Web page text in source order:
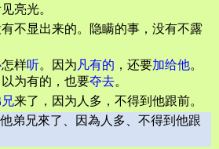
亮光。
有不显出来的。隐瞒的事，没有不露
怎样听。因为 凡有的 ，还要加给他。
以为有的，也要夺去。
兄来了，因为人多，不得到他跟前。
弟兄來了、因為人多、不得到他跟